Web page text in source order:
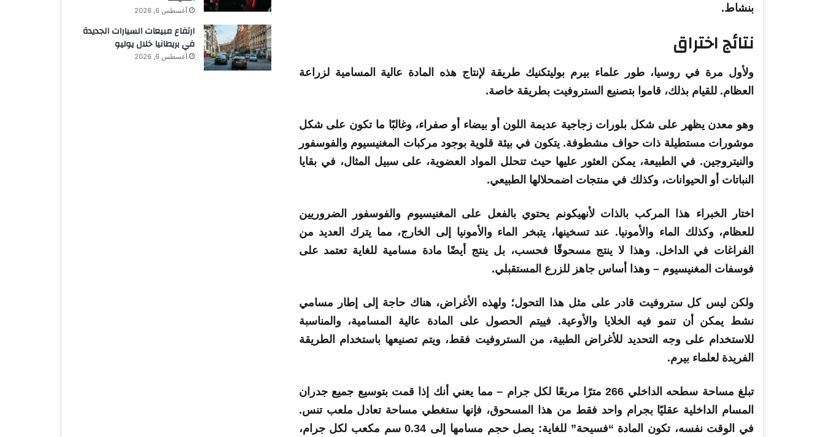
بنشاط.
نتائج اختراق
ولأول مرة في روسيا، طور علماء بيرم بوليتكنيك طريقة لإنتاج هذه المادة عالية المسامية لزراعة
العظام. للقيام بذلك، قاموا بتصنيع الستروفيت بطريقة خاصة.
وهو معدن يظهر على شكل بلورات زجاجية عديمة اللون أو بيضاء أو صفراء، وغالبًا ما تكون على شكل
موشورات مستطيلة ذات حواف مشطوفة. يتكون في بيئة قلوية بوجود مركبات المغنيسيوم والفوسفور
والنيتروجين. في الطبيعة، يمكن العثور عليها حيث تتحلل المواد العضوية، على سبيل المثال، في بقايا
النباتات أو الحيوانات، وكذلك في منتجات اضمحلالها الطبيعي.
اختار الخبراء هذا المركب بالذات لأنهيكونم يحتوي بالفعل على المغنيسيوم والفوسفور الضروريين
للعظام، وكذلك الماء والأمونيا. عند تسخينها، يتبخر الماء والأمونيا إلى الخارج، مما يترك العديد من
الفراغات في الداخل. وهذا لا ينتج مسحوقًا فحسب، بل ينتج أيضًا مادة مسامية للغاية تعتمد على
فوسفات المغنيسيوم – وهذا أساس جاهز للزرع المستقبلي.
ولكن ليس كل ستروفيت قادر على مثل هذا التحول؛ ولهذه الأغراض، هناك حاجة إلى إطار مسامي
نشط يمكن أن تنمو فيه الخلايا والأوعية. فييتم الحصول على المادة عالية المسامية، والمناسبة
للاستخدام على وجه التحديد للأغراض الطبية، من الستروفيت فقط، ويتم تصنيعها باستخدام الطريقة
الفريدة لعلماء بيرم.
تبلغ مساحة سطحه الداخلي 266 مترًا مربعًا لكل جرام – مما يعني أنك إذا قمت بتوسيع جميع جدران
المسام الداخلية عقليًا بجرام واحد فقط من هذا المسحوق، فإنها ستغطي مساحة تعادل ملعب تنس.
في الوقت نفسه، تكون المادة “فسيحة” للغاية: يصل حجم مسامها إلى 0.34 سم مكعب لكل جرام،
أغسطس 6, 2026
ارتفاع مبيعات السيارات الجديدة
في بريطانيا خلال يوليو
أغسطس 6, 2026